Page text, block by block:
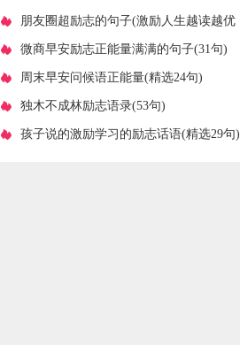
选72句)
​朋友圈超励志的句子(激励人生越读越优
秀)
​微商早安励志正能量满满的句子(31句)
​周末早安问候语正能量(精选24句)
​独木不成林励志语录(53句)
​孩子说的激励学习的励志话语(精选29句)